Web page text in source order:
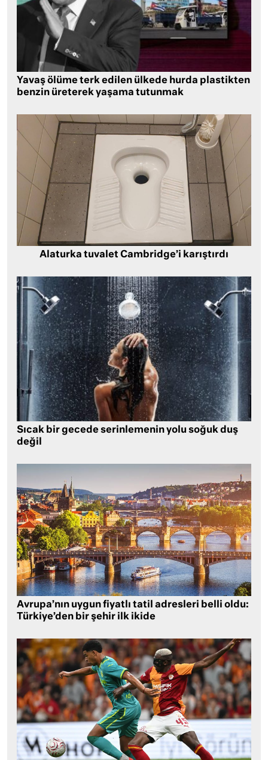
Yavaş ölüme terk edilen ülkede hurda plastikten
benzin üreterek yaşama tutunmak
Alaturka tuvalet Cambridge’i karıştırdı
Sıcak bir gecede serinlemenin yolu soğuk duş
değil
Avrupa’nın uygun fiyatlı tatil adresleri belli oldu:
Türkiye’den bir şehir ilk ikide